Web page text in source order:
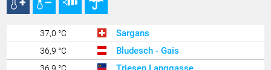
37,0 °C Sargans
36,9 °C Bludesch - Gais
36,9 °C